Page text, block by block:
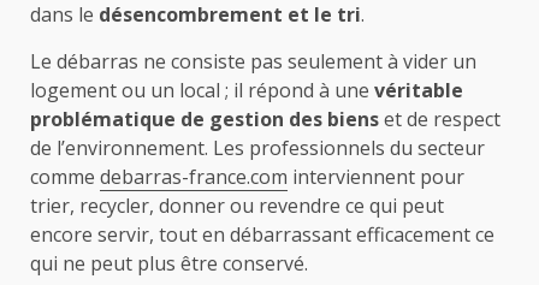
dans le désencombrement et le tri.
Le débarras ne consiste pas seulement à vider un
logement ou un local ; il répond à une véritable
problématique de gestion des bienset de respect
de l’environnement. Les professionnels du secteur
comme debarras-france.com interviennent pour
trier, recycler, donner ou revendre ce qui peut
encore servir, tout en débarrassant efficacement ce
qui ne peut plus être conservé.